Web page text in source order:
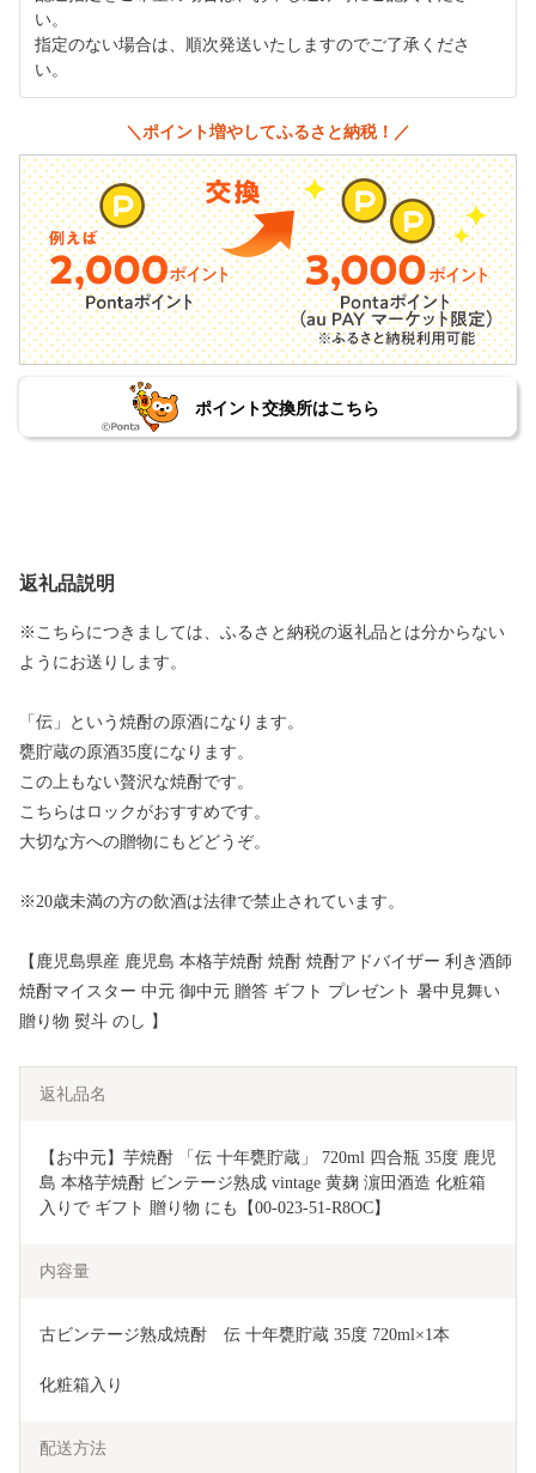
い。
指定のない場合は、順次発送いたしますのでご了承くださ
い。
＼ポイント増やしてふるさと納税！／
ポイント交換所はこちら
返礼品説明
※こちらにつきましては、ふるさと納税の返礼品とは分からない
ようにお送りします。
「伝」という焼酎の原酒になります。
甕貯蔵の原酒35度になります。
この上もない贅沢な焼酎です。
こちらはロックがおすすめです。
大切な方への贈物にもどどうぞ。
※20歳未満の方の飲酒は法律で禁止されています。
【鹿児島県産 鹿児島 本格芋焼酎 焼酎 焼酎アドバイザー 利き酒師
焼酎マイスター 中元 御中元 贈答 ギフト プレゼント 暑中見舞い
贈り物 熨斗 のし 】
返礼品名
【お中元】芋焼酎 「伝 十年甕貯蔵」 720ml 四合瓶 35度 鹿児
島 本格芋焼酎 ビンテージ熟成 vintage 黄麹 濵田酒造 化粧箱
入りで ギフト 贈り物 にも【00-023-51-R8OC】
内容量
古ビンテージ熟成焼酎　伝 十年甕貯蔵 35度 720ml×1本
化粧箱入り
配送方法